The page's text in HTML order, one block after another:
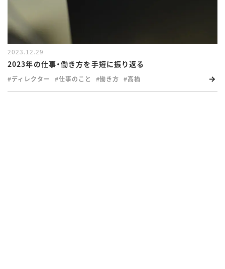
2023.12.29
2023年の仕事・働き方を手短に振り返る
#ディレクター #仕事のこと #働き方 #高橋